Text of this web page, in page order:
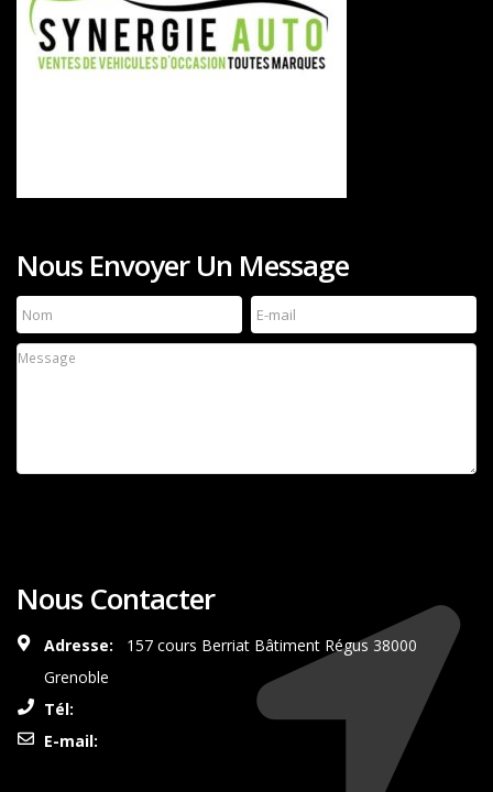
Nous Envoyer Un Message
Nous Contacter
Adresse:
157 cours Berriat Bâtiment Régus 38000
Grenoble
Tél:
E-mail: